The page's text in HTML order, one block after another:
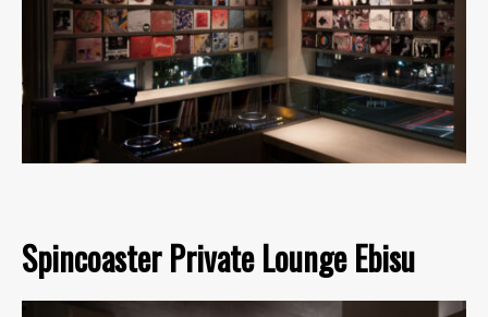
Spincoaster Private Lounge Ebisu